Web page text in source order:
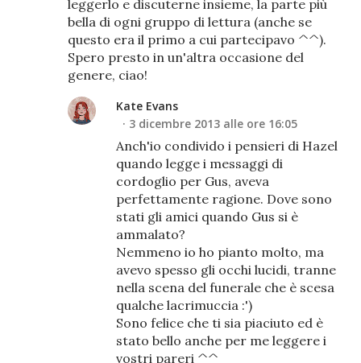
leggerlo e discuterne insieme, la parte più
bella di ogni gruppo di lettura (anche se
questo era il primo a cui partecipavo ^^).
Spero presto in un'altra occasione del
genere, ciao!
Kate Evans
3 dicembre 2013 alle ore 16:05
Anch'io condivido i pensieri di Hazel
quando legge i messaggi di
cordoglio per Gus, aveva
perfettamente ragione. Dove sono
stati gli amici quando Gus si è
ammalato?
Nemmeno io ho pianto molto, ma
avevo spesso gli occhi lucidi, tranne
nella scena del funerale che è scesa
qualche lacrimuccia :')
Sono felice che ti sia piaciuto ed è
stato bello anche per me leggere i
vostri pareri ^^